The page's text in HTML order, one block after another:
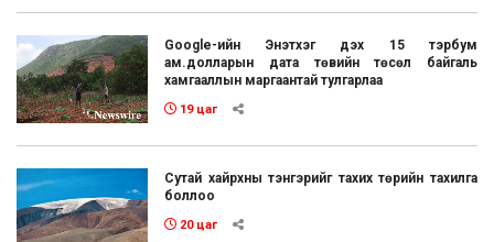
Google-ийн Энэтхэг дэх 15 тэрбум
ам.долларын дата төвийн төсөл байгаль
хамгааллын маргаантай тулгарлаа
19 цаг
Сутай хайрхны тэнгэрийг тахих төрийн тахилга
боллоо
20 цаг